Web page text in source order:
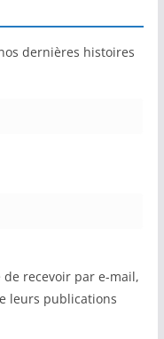
dernières histoires
recevoir par e-mail,
leurs publications